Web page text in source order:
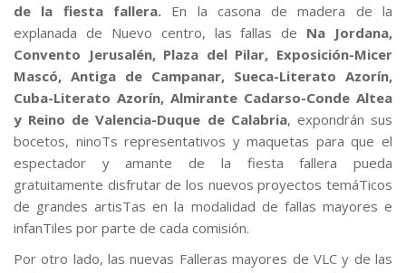
de la fiesta fallera. En la casona de madera de la
explanada de Nuevo centro, las fallas de Na Jordana,
Convento Jerusalén, Plaza del Pilar, Exposición-Micer
Mascó, Antiga de Campanar, Sueca-Literato Azorín,
Cuba-Literato Azorín, Almirante Cadarso-Conde Altea
y Reino de Valencia-Duque de Calabria, expondrán sus
bocetos, ninoTs representativos y maquetas para que el
espectador y amante de la fiesta fallera pueda
gratuitamente disfrutar de los nuevos proyectos temáTicos
de grandes artisTas en la modalidad de fallas mayores e
infanTiles por parte de cada comisión.
Por otro lado, las nuevas Falleras mayores de VLC y de las